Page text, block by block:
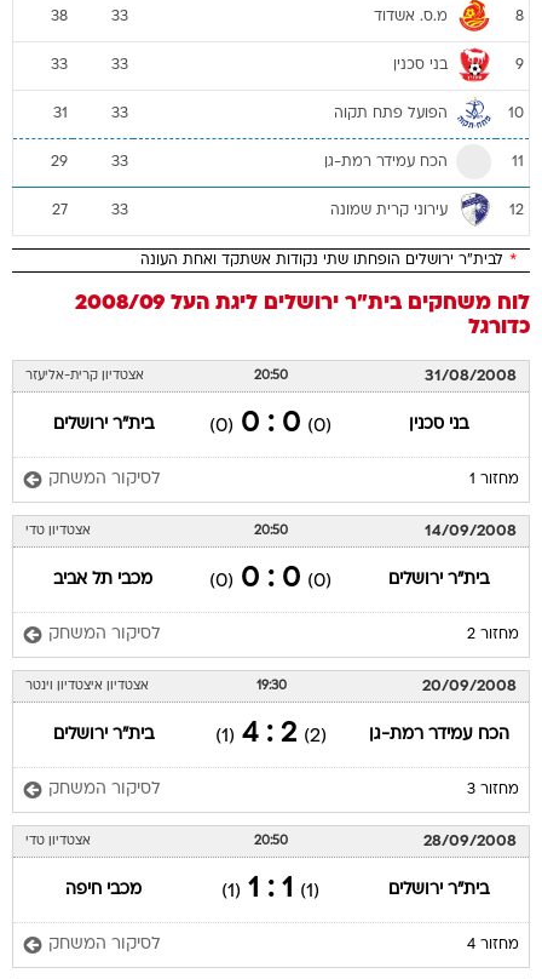
8 מ.ס. אשדוד 33
38
9 בני סכנין 33
33
10 הפועל פתח תקוה 33
31
11 הכח עמידר רמת-גן 33
29
12 עירוני קרית שמונה 33
27
* לבית"ר ירושלים הופחתו שתי נקודות אשתקד ואחת העונה
לוח משחקים בית"ר ירושלים ליגת העל 2008/09
כדורגל
31/08/2008
20:50 אצטדיון קרית-אליעזר
בני סכנין (0)
0 : 0
(0) בית"ר ירושלים
מחזור 1 לסיקור המשחק
14/09/2008
20:50 אצטדיון טדי
בית"ר ירושלים (0)
0 : 0
(0) מכבי תל אביב
מחזור 2 לסיקור המשחק
20/09/2008
19:30 אצטדיון איצטדיון וינטר
הכח עמידר רמת-גן (2)
2 : 4
(1) בית"ר ירושלים
מחזור 3 לסיקור המשחק
28/09/2008
20:50 אצטדיון טדי
בית"ר ירושלים (1)
1 : 1
(1) מכבי חיפה
מחזור 4 לסיקור המשחק